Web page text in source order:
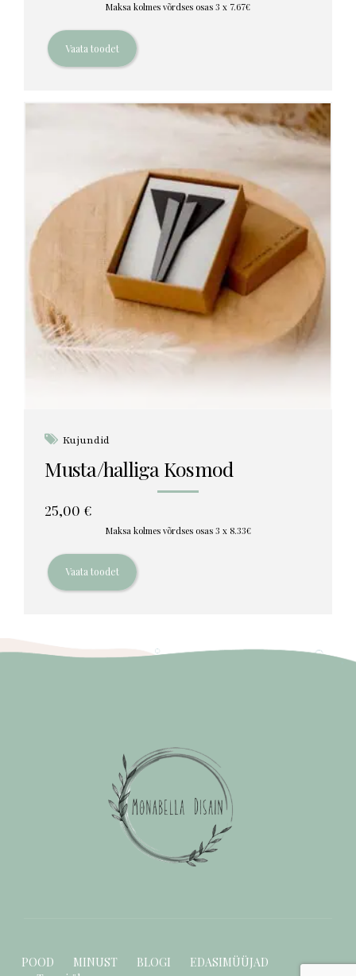
Maksa kolmes võrdses osas 3 x 7.67€
Vaata toodet
Kujundid
Musta/halliga Kosmod
25,00 €
Maksa kolmes võrdses osas 3 x 8.33€
Vaata toodet
POOD MINUST BLOGI
EDASIMÜÜJAD